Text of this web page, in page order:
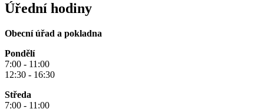
Úřední hodiny
Obecní úřad a pokladna
Pondělí
7:00 - 11:00
12:30 - 16:30
Středa
7:00 - 11:00